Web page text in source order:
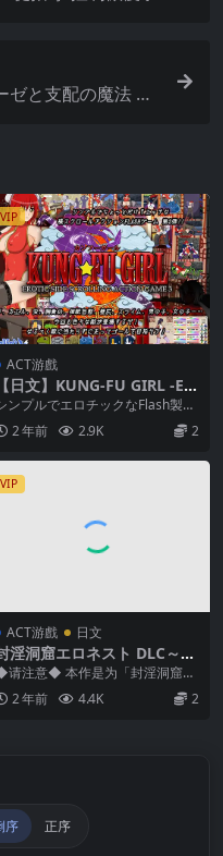
ゼと支配の魔法 堕
VIP
ACT游戲
【日文】KUNG-FU GIRL -ER
SIDE SCROLLING ACTI
GAME 3-
ンプルでエロチックなFlash製の
スクロールアクションゲームで
。 R...
2 年前 2.9K 2
VIP
ACT游戲 日文
淫洞窟エロネスト DLC～封
の迷窟
请注意◆ 本作是为「封淫洞窟エ
ネスト(RJ01003844)」添加新元
的补...
2 年前 4.4K 2
序 正序